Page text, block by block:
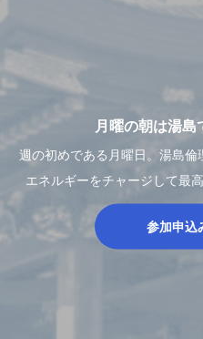
月曜の朝は湯島
週の初めである月曜日。湯島
エネルギーをチャージして最
参加申込